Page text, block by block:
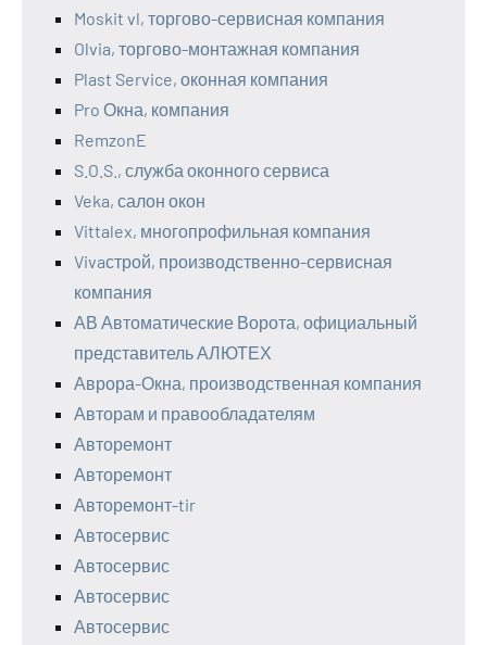
Moskit vl, торгово-сервисная компания
Olvia, торгово-монтажная компания
Plast Service, оконная компания
Pro Окна, компания
RemzonE
S.O.S., служба оконного сервиса
Veka, салон окон
Vittalex, многопрофильная компания
Vivaстрой, производственно-сервисная
компания
АВ Автоматические Ворота, официальный
представитель АЛЮТЕХ
Аврора-Окна, производственная компания
Авторам и правообладателям
Авторемонт
Авторемонт
Авторемонт-tir
Автосервис
Автосервис
Автосервис
Автосервис